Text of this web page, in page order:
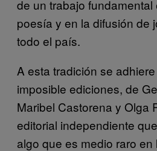
de un trabajo
poesía y en la difusión de
todo el país.
A esta tradición se
imposible ediciones, de
Maribel Castorena y Olga
editorial independiente
algo que es medio raro en